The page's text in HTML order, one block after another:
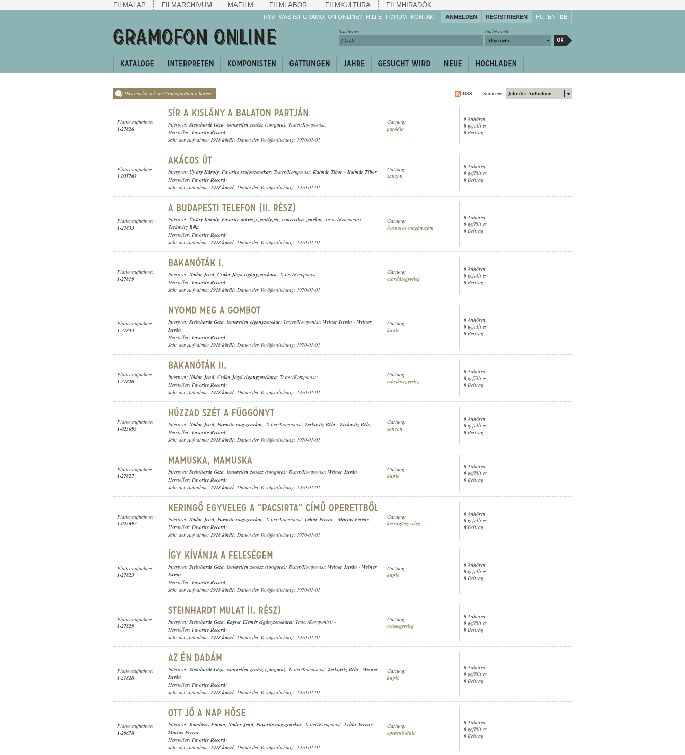
FILMALAP FILMARCHÍVUM MAFILM FILMLABOR FILMKULTÚRA FILMHIRADÓK
RSS WAS IST GRAMOFON ONLINE? HILFE
Machen Sie mit!
weiter!
FORUM KONTAKT ANMELDEN REGISTRIEREN HU EN DE
Suche nach:
Allgemein
Suchwort:
Das möchte ich im GramofonRadio hören! Jahr der Aufnahme
Sortieren:
RSS
Plattenaufnahme:
1-27826
Interpret: Steinhardt Géza, ismeretlen zenész (zongora); Texter/Komponist: -
Hersteller: Favorite Record;
Jahr der Aufnahme: 1918 körül; Datum der Veröffentlichung: 1970-01-01
Gattung:
paródia
0 Anhören
0 gefällt es
0 Beitrag
Plattenaufnahme:
1-025703
Interpret: Újváry Károly, Favorite szalonzenekar; Texter/Komponist: Kalmár Tibor - Kalmár Tibor
Hersteller: Favorite Record;
Jahr der Aufnahme: 1918 körül; Datum der Veröffentlichung: 1970-01-01
Gattung:
sanzon
0 Anhören
0 gefällt es
0 Beitrag
Plattenaufnahme:
1-27833
Interpret: Újváry Károly, Favorite művészszemélyzete, ismeretlen zenekar; Texter/Komponist:
Zerkovitz Béla
Hersteller: Favorite Record;
Jahr der Aufnahme: 1918 körül; Datum der Veröffentlichung: 1970-01-01
Gattung:
humoros magánszám
0Anhören
0 gefällt es
0 Beitrag
Plattenaufnahme:
1-27819
Interpret: Nádor Jenő, Csóka Józsi cigányzenekara; Texter/Komponist: -
Hersteller: Favorite Record;
Jahr der Aufnahme: 1918 körül; Datum der Veröffentlichung: 1970-01-01
Gattung:
csárdásegyveleg
0 Anhören
0 gefällt es
0 Beitrag
Plattenaufnahme:
1-27834
Interpret: Steinhardt Géza, ismeretlen cigányzenekar; Texter/Komponist: Weiner István - Weiner
István
Hersteller: Favorite Record;
Jahr der Aufnahme: 1918 körül; Datum der Veröffentlichung: 1970-01-01
Gattung:
kuplé
0Anhören
0 gefällt es
0 Beitrag
Plattenaufnahme:
1-27820
Interpret: Nádor Jenő, Csóka Józsi cigányzenekara; Texter/Komponist: -
Hersteller: Favorite Record;
Jahr der Aufnahme: 1918 körül; Datum der Veröffentlichung: 1970-01-01
Gattung:
csárdásegyveleg
0 Anhören
0 gefällt es
0 Beitrag
Plattenaufnahme:
1-025695
Interpret: Nádor Jenő, Favorite nagyzenekar; Texter/Komponist: Zerkovitz Béla - Zerkovitz Béla
Hersteller: Favorite Record;
Jahr der Aufnahme: 1918 körül; Datum der Veröffentlichung: 1970-01-01
Gattung:
sanzon
0 Anhören
0 gefällt es
0 Beitrag
Plattenaufnahme:
1-27827
Interpret: Steinhardt Géza, ismeretlen zenész (zongora); Texter/Komponist: Weiner István
Hersteller: Favorite Record;
Jahr der Aufnahme: 1918 körül; Datum der Veröffentlichung: 1970-01-01
Gattung:
kuplé
0 Anhören
0 gefällt es
0 Beitrag
Plattenaufnahme:
1-025692
Interpret: Nádor Jenő, Favorite nagyzenekar; Texter/Komponist: Lehár Ferenc - Martos Ferenc
Hersteller: Favorite Record;
Jahr der Aufnahme: 1918 körül; Datum der Veröffentlichung: 1970-01-01
Gattung:
keringőegyveleg
0 Anhören
0 gefällt es
0 Beitrag
Plattenaufnahme:
1-27823
Interpret: Steinhardt Géza, ismeretlen zenész (zongora); Texter/Komponist: Weiner István - Weiner
István
Hersteller: Favorite Record;
Jahr der Aufnahme: 1918 körül; Datum der Veröffentlichung: 1970-01-01
Gattung:
kuplé
0Anhören
0 gefällt es
0 Beitrag
Plattenaufnahme:
1-27829
Interpret: Steinhardt Géza, Kayser Elemér cigányzenekara; Texter/Komponist: -
Hersteller: Favorite Record;
Jahr der Aufnahme: 1918 körül; Datum der Veröffentlichung: 1970-01-01
Gattung:
nótaegyveleg
0 Anhören
0 gefällt es
0 Beitrag
Plattenaufnahme:
1-27828
Interpret: Steinhardt Géza, ismeretlen zenész (zongora); Texter/Komponist: Zerkovitz Béla - Weiner
István
Hersteller: Favorite Record;
Jahr der Aufnahme: 1918 körül; Datum der Veröffentlichung: 1970-01-01
Gattung:
kuplé
0Anhören
0 gefällt es
0 Beitrag
Plattenaufnahme:
1-29678
Interpret: Komlóssy Emma, Nádor Jenő, Favorite nagyzenekar; Texter/Komponist: Lehár Ferenc -
Martos Ferenc
Hersteller: Favorite Record;
Jahr der Aufnahme: 1918 körül; Datum der Veröffentlichung: 1970-01-01
Gattung:
operettinduló
0Anhören
0 gefällt es
0 Beitrag